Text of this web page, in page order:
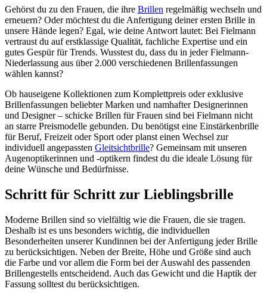
Gehörst du zu den Frauen, die ihre Brillen regelmäßig wechseln und
erneuern? Oder möchtest du die Anfertigung deiner ersten Brille in
unsere Hände legen? Egal, wie deine Antwort lautet: Bei Fielmann
vertraust du auf erstklassige Qualität, fachliche Expertise und ein
gutes Gespür für Trends. Wusstest du, dass du in jeder Fielmann-
Niederlassung aus über 2.000 verschiedenen Brillenfassungen
wählen kannst?
Ob hauseigene Kollektionen zum Komplettpreis oder exklusive
Brillenfassungen beliebter Marken und namhafter Designerinnen
und Designer – schicke Brillen für Frauen sind bei Fielmann nicht
an starre Preismodelle gebunden. Du benötigst eine Einstärkenbrille
für Beruf, Freizeit oder Sport oder planst einen Wechsel zur
individuell angepassten Gleitsichtbrille? Gemeinsam mit unseren
Augenoptikerinnen und -optikern findest du die ideale Lösung für
deine Wünsche und Bedürfnisse.
Schritt für Schritt zur Lieblingsbrille
Moderne Brillen sind so vielfältig wie die Frauen, die sie tragen.
Deshalb ist es uns besonders wichtig, die individuellen
Besonderheiten unserer Kundinnen bei der Anfertigung jeder Brille
zu berücksichtigen. Neben der Breite, Höhe und Größe sind auch
die Farbe und vor allem die Form bei der Auswahl des passenden
Brillengestells entscheidend. Auch das Gewicht und die Haptik der
Fassung solltest du berücksichtigen.